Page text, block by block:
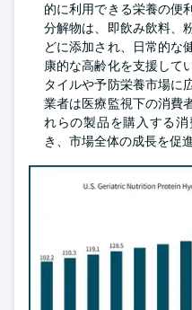
的に利用できる栄養の便
分解物は、即飲み飲料、
どに添加され、日常的な
康的な高齢化を支援して
タイルや予防栄養市場に
業者は医療監視下の消費
れらの製品を購入する
き、市場全体の成長を促